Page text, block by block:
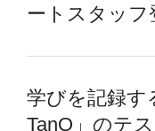
ートスタッフ
学びを記録す
TanQ」のテ